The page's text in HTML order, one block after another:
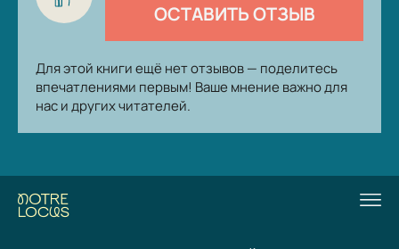
ОСТАВИТЬ ОТЗЫВ
Для этой книги ещё нет отзывов — поделитесь
впечатлениями первым! Ваше мнение важно для
нас и других читателей.